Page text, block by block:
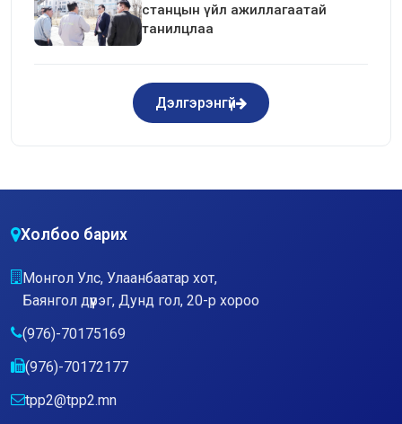
станцын үйл ажиллагаатай
танилцлаа
Дэлгэрэнгүй
Холбоо барих
Монгол Улс, Улаанбаатар хот,
Баянгол дүүрэг, Дунд гол, 20-р хороо
(976)-70175169
(976)-70172177
tpp2@tpp2.mn